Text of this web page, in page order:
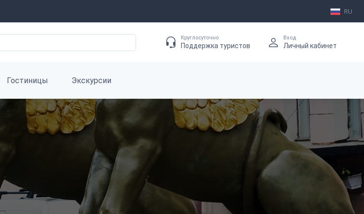
RU
Круглосуточно
Поддержка туристов
Вход
Личный кабинет
Гостиницы Экскурсии